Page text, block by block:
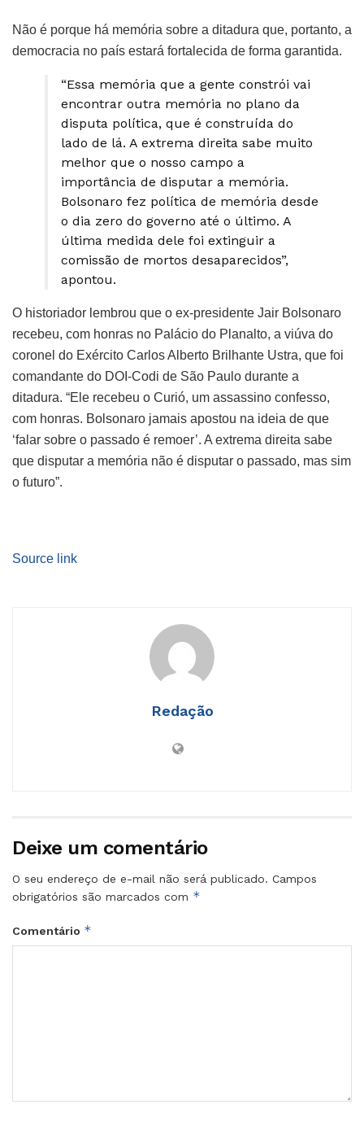
Não é porque há memória sobre a ditadura que, portanto, a
democracia no país estará fortalecida de forma garantida.
“Essa memória que a gente constrói vai
encontrar outra memória no plano da
disputa política, que é construída do
lado de lá. A extrema direita sabe muito
melhor que o nosso campo a
importância de disputar a memória.
Bolsonaro fez política de memória desde
o dia zero do governo até o último. A
última medida dele foi extinguir a
comissão de mortos desaparecidos”,
apontou.
O historiador lembrou que o ex-presidente Jair Bolsonaro
recebeu, com honras no Palácio do Planalto, a viúva do
coronel do Exército Carlos Alberto Brilhante Ustra, que foi
comandante do DOI-Codi de São Paulo durante a
ditadura. “Ele recebeu o Curió, um assassino confesso,
com honras. Bolsonaro jamais apostou na ideia de que
‘falar sobre o passado é remoer’. A extrema direita sabe
que disputar a memória não é disputar o passado, mas sim
o futuro”.
Source link
Redação
Deixe um comentário
O seu endereço de e-mail não será publicado. Campos
obrigatórios são marcados com *
Comentário *